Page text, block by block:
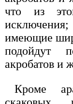
что из
имеющие
подойдут
акробатов и
Кроме